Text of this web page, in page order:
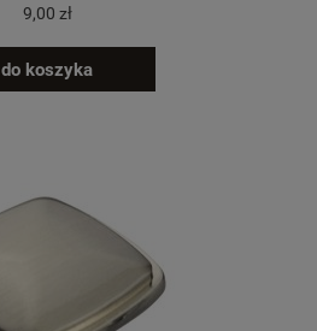
9,00 zł
do koszyka